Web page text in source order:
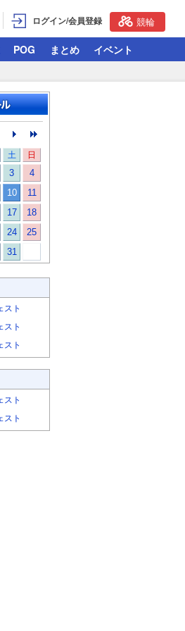
ログイン/会員登録 競輪
POG まとめ イベント
土 日
3
4
10
11
17
18
24
25
31
スト
スト
スト
スト
スト